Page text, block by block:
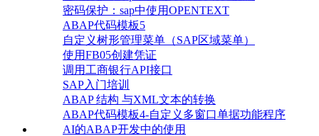
密码保护：sap中使用OPENTEXT
ABAP代码模板5
自定义树形管理菜单（SAP区域菜单）
使用FB05创建凭证
调用工商银行API接口
SAP入门培训
ABAP 结构 与XML文本的转换
ABAP代码模板4-自定义多窗口单据功能程序
AI的ABAP开发中的使用